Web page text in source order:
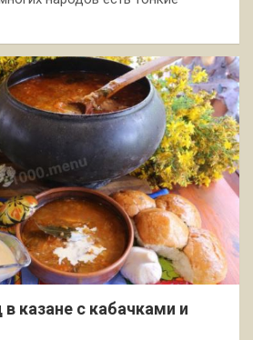
казане с кабачками и